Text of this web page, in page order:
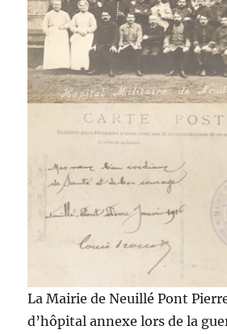
La Mairie de Neuillé Pont
d’hôpital annexe lors de la